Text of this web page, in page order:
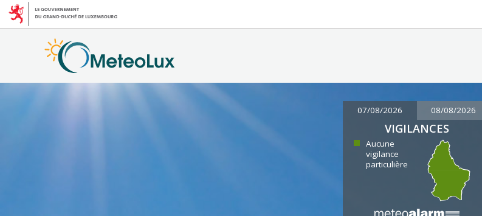
07/08/2026 08/08/2026
VIGILANCES
Aucune
vigilance
particulière